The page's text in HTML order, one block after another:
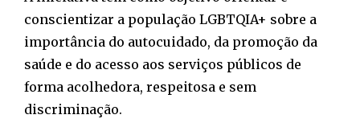
conscientizar a população LGBTQIA+ sobre a
importância do autocuidado, da promoção da
saúde e do acesso aos serviços públicos de
forma acolhedora, respeitosa e sem
discriminação.